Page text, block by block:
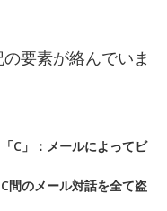
要素が絡んでいま
C」：メールによってビ
間のメール対話を全て盗